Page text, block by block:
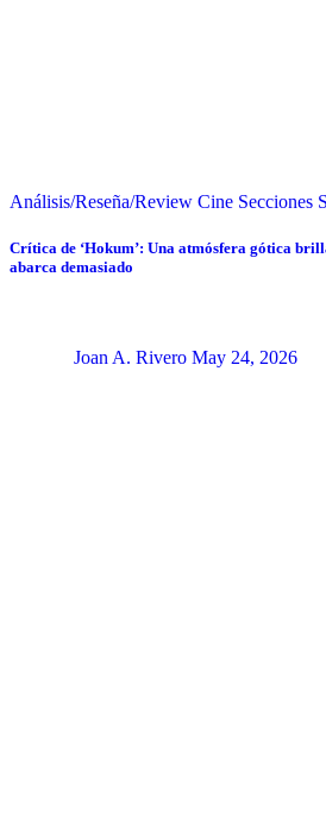
Análisis/Reseña/Review Cine Secciones
Crítica de ‘Hokum’: Una atmósfera gótica
abarca demasiado
Joan A. Rivero May 24, 2026